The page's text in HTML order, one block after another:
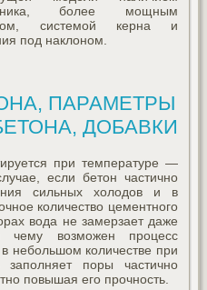
более мощным
системой керна и
под наклоном.
ПАРАМЕТРЫ
ДОБАВКИ
при температуре —
если бетон частично
сильных холодов и в
количество цементного
вода не замерзает даже
возможен процесс
небольшом количестве при
заполняет поры частично
повышая его прочность.